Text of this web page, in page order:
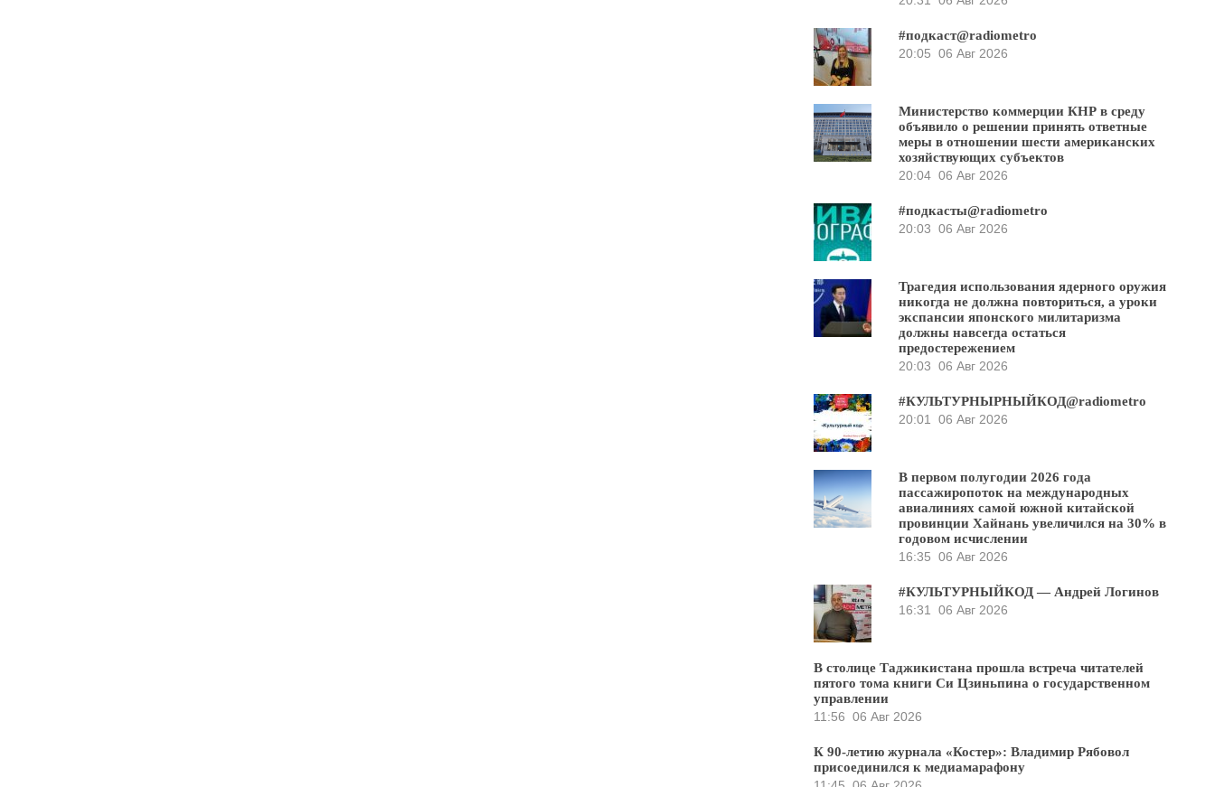
#подкаст@radiometro
20:05 06 Авг 2026
Министерство коммерции КНР в среду
объявило о решении принять ответные
меры в отношении шести американских
хозяйствующих субъектов
20:04 06 Авг 2026
#подкасты@radiometro
20:03 06 Авг 2026
Трагедия использования ядерного оружия
никогда не должна повториться, а уроки
экспансии японского милитаризма
должны навсегда остаться
предостережением
20:03 06 Авг 2026
#КУЛЬТУРНЫРНЫЙКОД@radiometro
20:01
06 Авг 2026
В первом полугодии 2026 года
пассажиропоток на международных
авиалиниях самой южной китайской
провинции Хайнань увеличился на 30% в
годовом исчислении
16:35 06 Авг 2026
#КУЛЬТУРНЫЙКОД — Андрей Логинов
16:31
06 Авг 2026
В столице Таджикистана прошла встреча читателей
пятого тома книги Си Цзиньпина о государственном
управлении
11:56 06 Авг 2026
К 90-летию журнала «Костер»: Владимир Рябовол
присоединился к медиамарафону